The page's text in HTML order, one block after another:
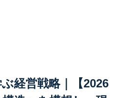
経営戦略｜【2026